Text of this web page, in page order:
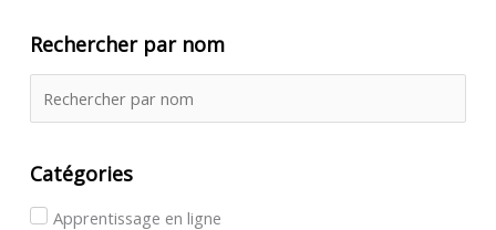
Rechercher par nom
Catégories
Apprentissage en ligne